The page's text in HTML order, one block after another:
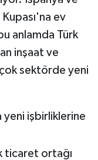
ev
anlamda Türk
inşaat ve
sektörde yeni
yeni işbirliklerine
ticaret ortağı